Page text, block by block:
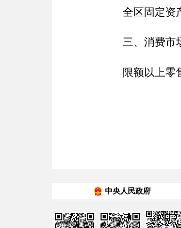
全区固定资
三、 消费市
限额以上零